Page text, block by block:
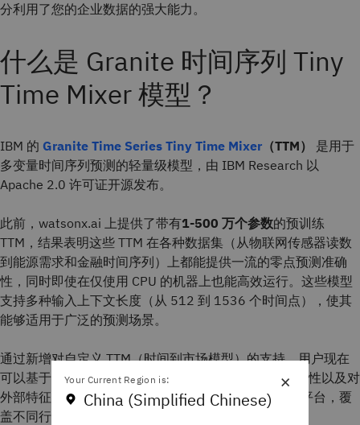
分利用了您的企业数据的强大能力。
什么是 Granite 时间序列 Tiny
Time Mixer 模型？
IBM 的 Granite Time Series Tiny Time Mixer （TTM）
是用于
多变量时间序列预测的轻量级模型，由 IBM Research 以
Apache 2.0 许可证开源发布。
此前，watsonx.ai 上提供了带有1-500 万个参数的预训练
TTM，结果表明这些 TTM 在各种数据集（从物联网传感器读数
到能源需求和金融时间序列）上都能提供一流的零点预测准确
性，同时即使在仅使用 CPU 的机器上也能高效运行。这些模型
支持多种输入上下文长度（从 512 到 1536 个时间点），使其
能够适用于广泛的预测场景。
通过新增对自定义 TTM（时间到市场模型）的支持，用户现在
可以基于自己的数据进行微调，捕捉多通道之间的关联性以及对
外部特征的支持，然后将这些模型应用于 watsonx.ai 平台，覆
盖不同行业的应用场景。
×
Your Current Region is:
China (Simplified Chinese)